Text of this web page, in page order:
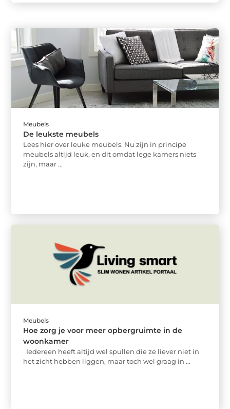
Meubels
De leukste meubels
Lees hier over leuke meubels. Nu zijn in principe
meubels altijd leuk, en dit omdat lege kamers niets
zijn, maar ...
Meubels
Hoe zorg je voor meer opbergruimte in de
woonkamer
Iedereen heeft altijd wel spullen die ze liever niet in
het zicht hebben liggen, maar toch wel graag in ...